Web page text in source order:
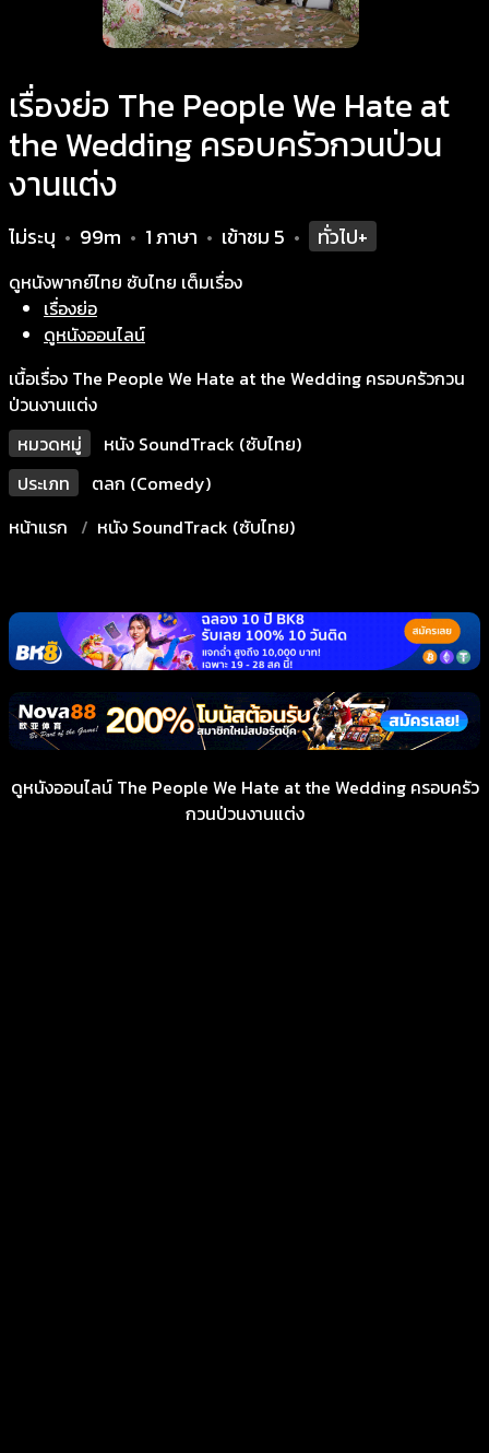
เรื่องย่อ The People We Hate at
the Wedding ครอบครัวกวนป่วน
งานแต่ง
ไม่ระบุ • 99m • 1 ภาษา • เข้าชม 5 • ทั่วไป+
ดูหนังพากย์ไทย ซับไทย เต็มเรื่อง
เรื่องย่อ
ดูหนังออนไลน์
เนื้อเรื่อง The People We Hate at the Wedding ครอบครัวกวน
ป่วนงานแต่ง
หมวดหมู่
หนัง SoundTrack (ซับไทย)
ประเภท
ตลก (Comedy)
หน้าแรก
หนัง SoundTrack (ซับไทย)
ดูหนังออนไลน์ The People We Hate at the Wedding ครอบครัว
กวนป่วนงานแต่ง